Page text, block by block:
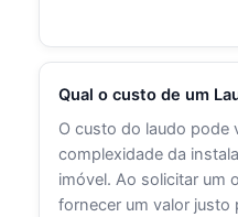
Qual o custo de um
O custo do laudo pode
complexidade da
imóvel. Ao solicitar um
fornecer um valor justo